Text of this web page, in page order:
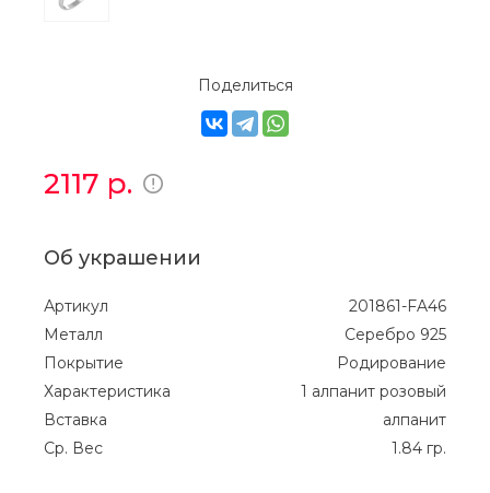
Поделиться
2117 р.
Об украшении
Артикул
201861-FA46
Металл
Серебро 925
Покрытие
Родирование
Характеристика
1 алпанит розовый
Вставка
алпанит
Ср. Вес
1.84 гр.